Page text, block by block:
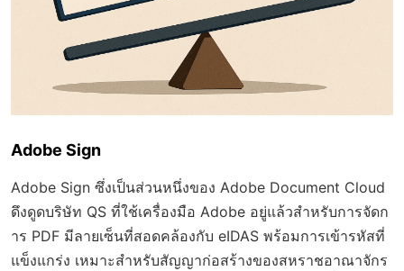
Adobe Sign
Adobe Sign ซึ่งเป็นส่วนหนึ่งของ Adobe Document Cloud
ดึงดูดบริษัท QS ที่ใช้เครื่องมือ Adobe อยู่แล้วสำหรับการจัดก
าร PDF มีลายเซ็นที่สอดคล้องกับ eIDAS พร้อมการเข้ารหัสที่
แข็งแกร่ง เหมาะสำหรับสัญญาก่อสร้างของสหราชอาณาจักร